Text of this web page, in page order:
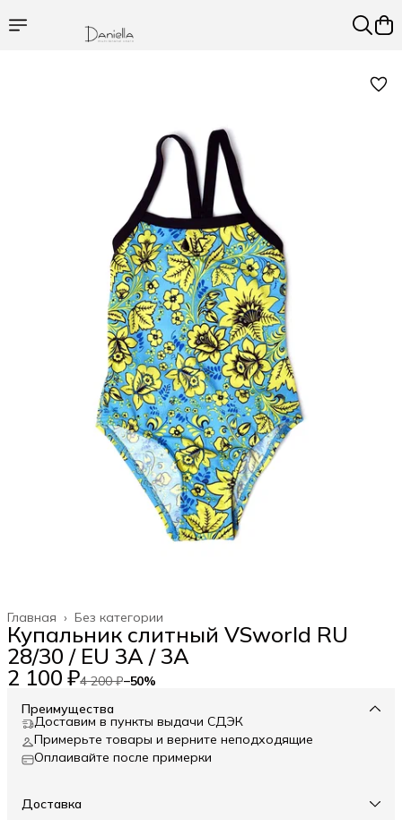
Без категории
Главная ›
Купальник слитный VSworld RU
28/30 / EU 3A / 3A
2 100 ₽4 200 ₽−50%
Преимущества
Доставим в пункты выдачи СДЭК
Примерьте товары и верните неподходящие
Оплаивайте после примерки
Доставка